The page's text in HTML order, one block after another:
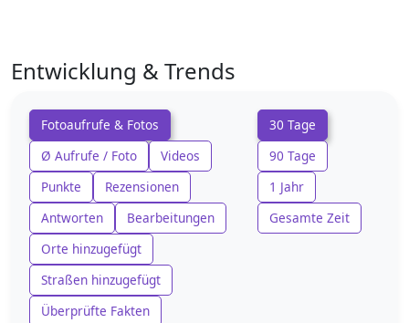
Entwicklung & Trends
Fotoaufrufe & Fotos
Ø Aufrufe / Foto
Videos
Punkte
Rezensionen
Antworten
Bearbeitungen
Orte hinzugefügt
Straßen hinzugefügt
Überprüfte Fakten
30 Tage
90 Tage
1 Jahr
Gesamte Zeit